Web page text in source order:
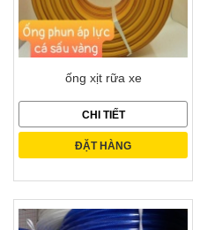
ống xịt rữa xe
CHI TIẾT
ĐẶT HÀNG